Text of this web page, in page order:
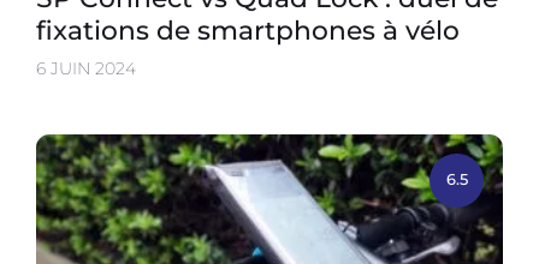
fixations de smartphones à vélo
6 JUIN 2024
6.5